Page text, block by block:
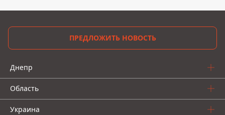
ПРЕДЛОЖИТЬ НОВОСТЬ
Днепр
Область
Украина